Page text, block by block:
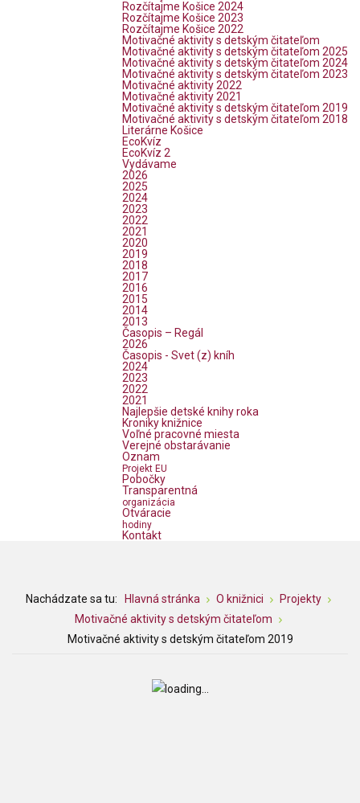
Rozčítajme Košice 2024
Rozčítajme Košice 2023
Rozčítajme Košice 2022
Motivačné aktivity s detským čitateľom
Motivačné aktivity s detským čitateľom 2025
Motivačné aktivity s detským čitateľom 2024
Motivačné aktivity s detským čitateľom 2023
Motivačné aktivity 2022
Motivačné aktivity 2021
Motivačné aktivity s detským čitateľom 2019
Motivačné aktivity s detským čitateľom 2018
Literárne Košice
EcoKvíz
EcoKvíz 2
Vydávame
2026
2025
2024
2023
2022
2021
2020
2019
2018
2017
2016
2015
2014
2013
Časopis – Regál
2026
Časopis - Svet (z) kníh
2024
2023
2022
2021
Najlepšie detské knihy roka
Kroniky knižnice
Voľné pracovné miesta
Verejné obstarávanie
Oznam
Projekt EU
Pobočky
Transparentná
organizácia
Otváracie
hodiny
Kontakt
Nachádzate sa tu: Hlavná stránka O knižnici
Projekty
Motivačné aktivity s detským čitateľom
Motivačné aktivity s detským čitateľom 2019